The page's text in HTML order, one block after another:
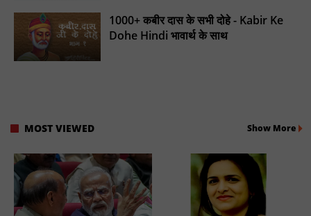
1000+ कबीर दास के सभी दोहे - Kabir Ke
Dohe Hindi भावार्थ के साथ
MOST VIEWED Show More